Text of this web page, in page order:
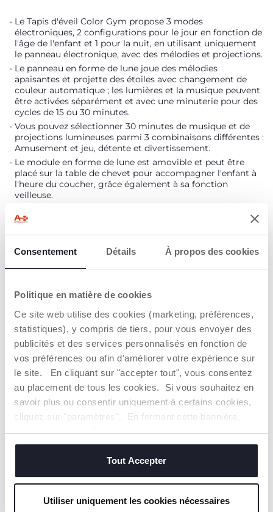
Consentement Détails À propos des cookies
Politique en matière de cookies
Ce site web utilise des cookies (marketing, préférences,
statistiques), y compris de tiers, pour vous envoyer des
publicités et des services personnalisés en fonction de
vos préférences ou afin d'améliorer votre expérience sur
le site. En cliquant sur "accepter tout", vous consentez
au placement de tous les cookies. Si vous souhaitez en
savoir plus ou consentir uniquement à certains cookies,
cliquez sur "paramètres". En fermant cette bannière,
vous consentez à l'utilisation des seuls cookies
techniques, qui sont essentiels au service demandé.
Tout Accepter
Utiliser uniquement les cookies nécessaires
Le Tapis d'éveil Color Gym propose 3 modes
électroniques, 2 configurations pour le jour en fonction de
l'âge de l'enfant et 1 pour la nuit, en utilisant uniquement
le panneau électronique, avec des mélodies et projections.
Le panneau en forme de lune joue des mélodies
apaisantes et projette des étoiles avec changement de
couleur automatique ; les lumières et la musique peuvent
être activées séparément et avec une minuterie pour des
cycles de 15 ou 30 minutes.
Vous pouvez sélectionner 30 minutes de musique et de
projections lumineuses parmi 3 combinaisons différentes :
Amusement et jeu, détente et divertissement.
Le module en forme de lune est amovible et peut être
placé sur la table de chevet pour accompagner l'enfant à
l'heure du coucher, grâce également à sa fonction
veilleuse.
(83 cm de diamètre) et est livré avec un coussin tout doux
machine.
DÉTAILS DU PRODUIT
AVERTISSEMENTS ET INSTRUCTIONS
Trouver un Revendeur
NOS RECOMMANDATIONS